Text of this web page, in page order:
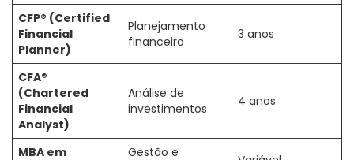
CFP® (Certified
Financial
Planner)
Planejamento
financeiro
3 anos
CFA®
(Chartered
Financial
Analyst)
Análise de
investimentos
4 anos
MBA em
Gestão e